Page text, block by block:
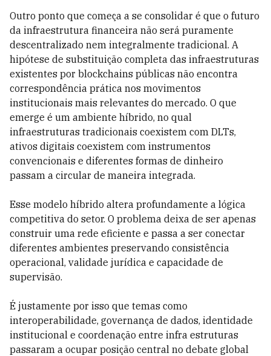
Outro ponto que começa a se consolidar é que o futuro
da infraestrutura financeira não será puramente
descentralizado nem integralmente tradicional. A
hipótese de substituição completa das infraestruturas
existentes por blockchains públicas não encontra
correspondência prática nos movimentos
institucionais mais relevantes do mercado. O que
emerge é um ambiente híbrido, no qual
infraestruturas tradicionais coexistem com DLTs,
ativos digitais coexistem com instrumentos
convencionais e diferentes formas de dinheiro
passam a circular de maneira integrada.
Esse modelo híbrido altera profundamente a lógica
competitiva do setor. O problema deixa de ser apenas
construir uma rede eficiente e passa a ser conectar
diferentes ambientes preservando consistência
operacional, validade jurídica e capacidade de
supervisão.
É justamente por isso que temas como
interoperabilidade, governança de dados, identidade
institucional e coordenação entre infra estruturas
passaram a ocupar posição central no debate global